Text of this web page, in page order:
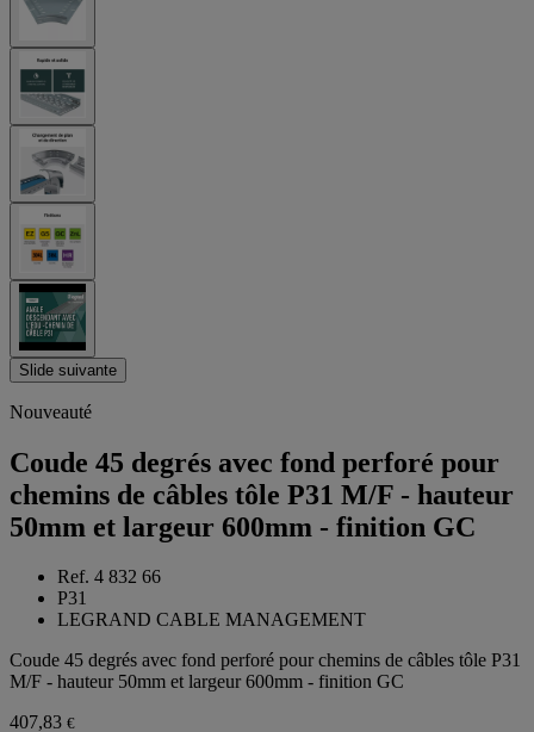
Slide suivante
Nouveauté
Coude 45 degrés avec fond perforé pour
chemins de câbles tôle P31 M/F - hauteur
50mm et largeur 600mm - finition GC
Ref. 4 832 66
P31
LEGRAND CABLE MANAGEMENT
Coude 45 degrés avec fond perforé pour chemins de câbles tôle P31
M/F - hauteur 50mm et largeur 600mm - finition GC
407,83 €